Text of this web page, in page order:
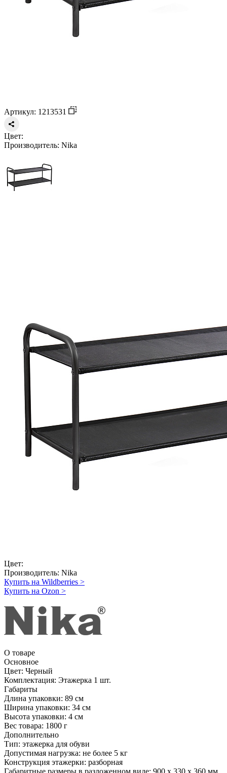
Артикул: 1213531
Цвет:
Производитель: Nika
Цвет:
Производитель: Nika
Купить на Wildberries >
Купить на Ozon >
О товаре
Основное
Цвет: Черный
Комплектация: Этажерка 1 шт.
Габариты
Длина упаковки: 89 см
Ширина упаковки: 34 см
Высота упаковки: 4 см
Вес товара: 1800 г
Дополнительно
Тип: этажерка для обуви
Допустимая нагрузка: не более 5 кг
Конструкция этажерки: разборная
Габаритные размеры в разложенном виде: 900 х 330 х 360 мм.